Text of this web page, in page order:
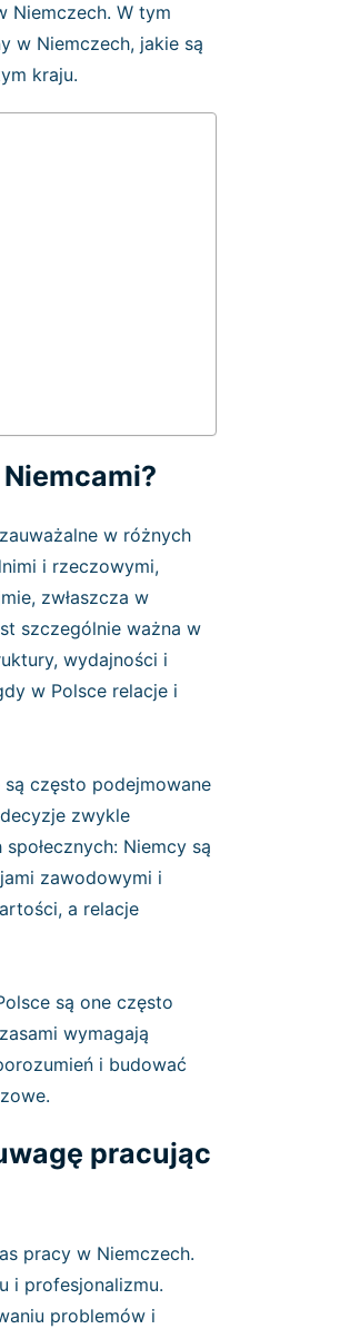
Niemczech. W tym
w Niemczech, jakie są
kraju.
w różnych
i rzeczowymi,
zwłaszcza w
szczególnie ważna w
wydajności i
w Polsce relacje i
często podejmowane
zwykle
Niemcy są
zawodowymi i
a relacje
są one często
wymagają
i budować
pracując
pracy w Niemczech.
i profesjonalizmu.
problemów i